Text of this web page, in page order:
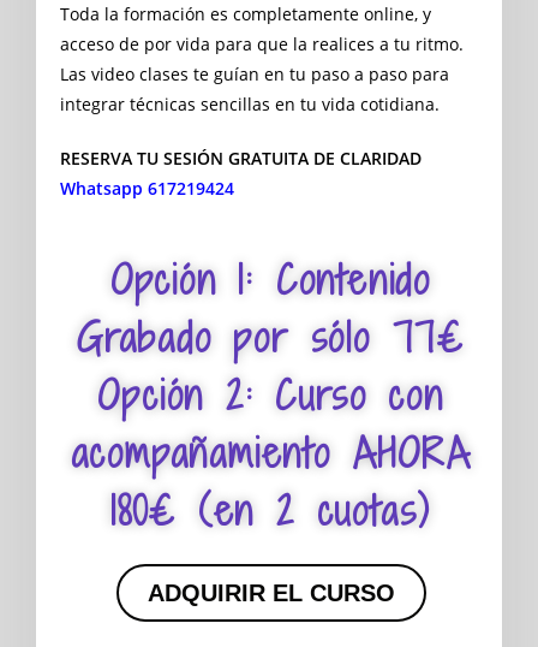
Toda la formación es completamente online, y
acceso de por vida para que la realices a tu ritmo.
Las video clases te guían en tu paso a paso para
integrar técnicas sencillas en tu vida cotidiana.
RESERVA TU SESIÓN GRATUITA DE CLARIDAD
Whatsapp 617219424
Opción 1: Contenido
Grabado por sólo 77€
Opción 2: Curso con
acompañamiento AHORA
180€ (en 2 cuotas)
ADQUIRIR EL CURSO